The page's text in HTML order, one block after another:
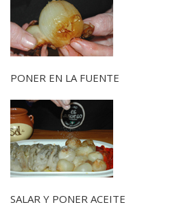
PONER EN LA FUENTE
SALAR Y PONER ACEITE